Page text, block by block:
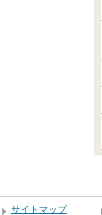
サイトマップ